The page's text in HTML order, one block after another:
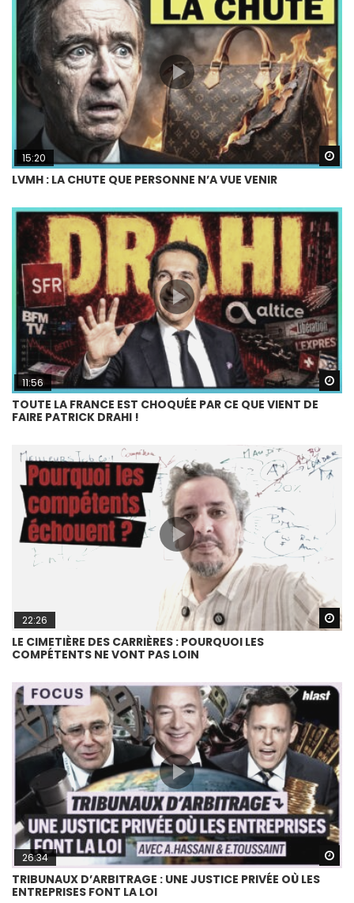
15:20
LVMH : LA CHUTE QUE PERSONNE N’A VUE VENIR
11:56
TOUTE LA FRANCE EST CHOQUÉE PAR CE QUE VIENT DE
FAIRE PATRICK DRAHI !
22:26
LE CIMETIÈRE DES CARRIÈRES : POURQUOI LES
COMPÉTENTS NE VONT PAS LOIN
26:34
TRIBUNAUX D’ARBITRAGE : UNE JUSTICE PRIVÉE OÙ LES
ENTREPRISES FONT LA LOI